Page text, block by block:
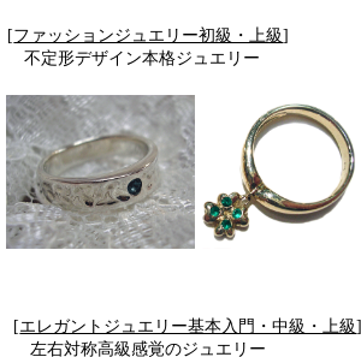
[ファッションジュエリー初級・上級]
不定形デザイン本格ジュエリー
[エレガントジュエリー基本入門・中級・上級]
左右対称高級感覚のジュエリー